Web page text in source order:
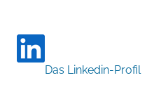
Das Linkedin-Profil